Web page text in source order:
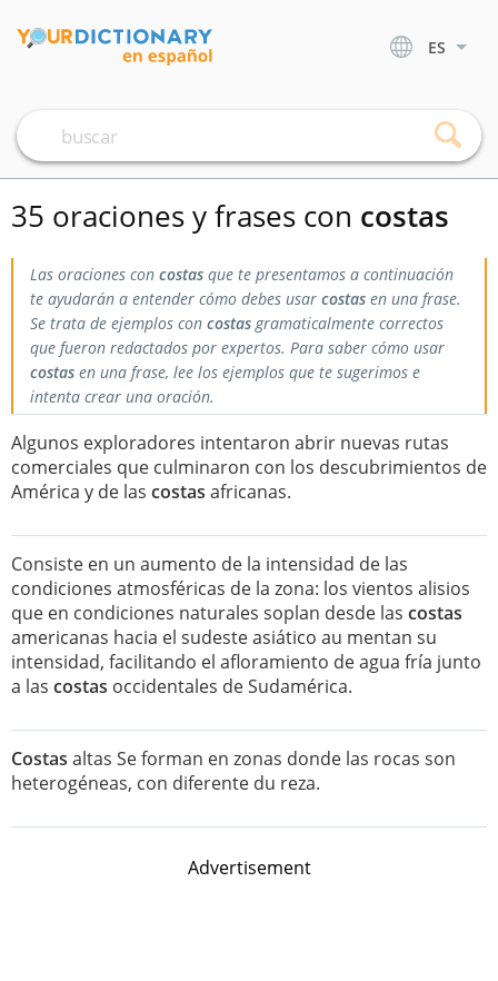
ES
35 oraciones y frases con costas
Las oraciones con costas que te presentamos a continuación
te ayudarán a entender cómo debes usar costas en una frase.
Se trata de ejemplos con costasgramaticalmente correctos
que fueron redactados por expertos. Para saber cómo usar
costas en una frase, lee los ejemplos que te sugerimos e
intenta crear una oración.
Algunos exploradores intentaron abrir nuevas rutas
comerciales que culminaron con los descubrimientos de
América y de las costas africanas.
Consiste en un aumento de la intensidad de las
condiciones atmosféricas de la zona: los vientos alisios
que en condiciones naturales soplan desde las costas
americanas hacia el sudeste asiático au mentan su
intensidad, facilitando el afloramiento de agua fría junto
a las costas occidentales de Sudamérica.
Costas altas Se forman en zonas donde las rocas son
heterogéneas, con diferente du reza.
Advertisement